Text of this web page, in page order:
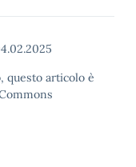
questo articolo è